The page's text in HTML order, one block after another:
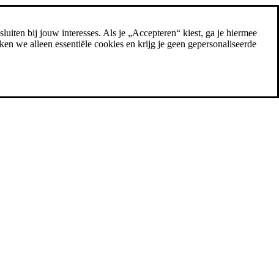
bij jouw interesses. Als je „Accepteren“ kiest, ga je hiermee
we alleen essentiële cookies en krijg je geen gepersonaliseerde